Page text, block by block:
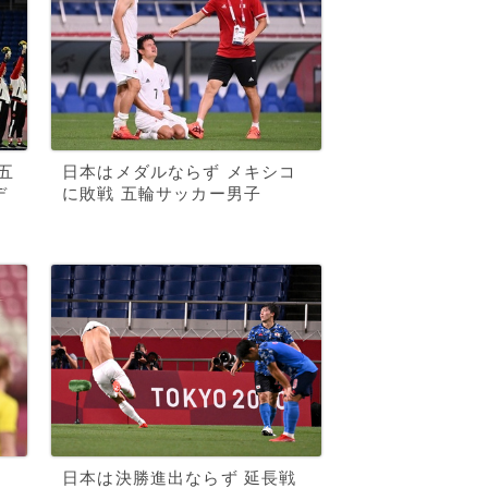
日本はメダルならず メキシコ
に敗戦 五輪サッカー男子
日本は決勝進出ならず 延長戦